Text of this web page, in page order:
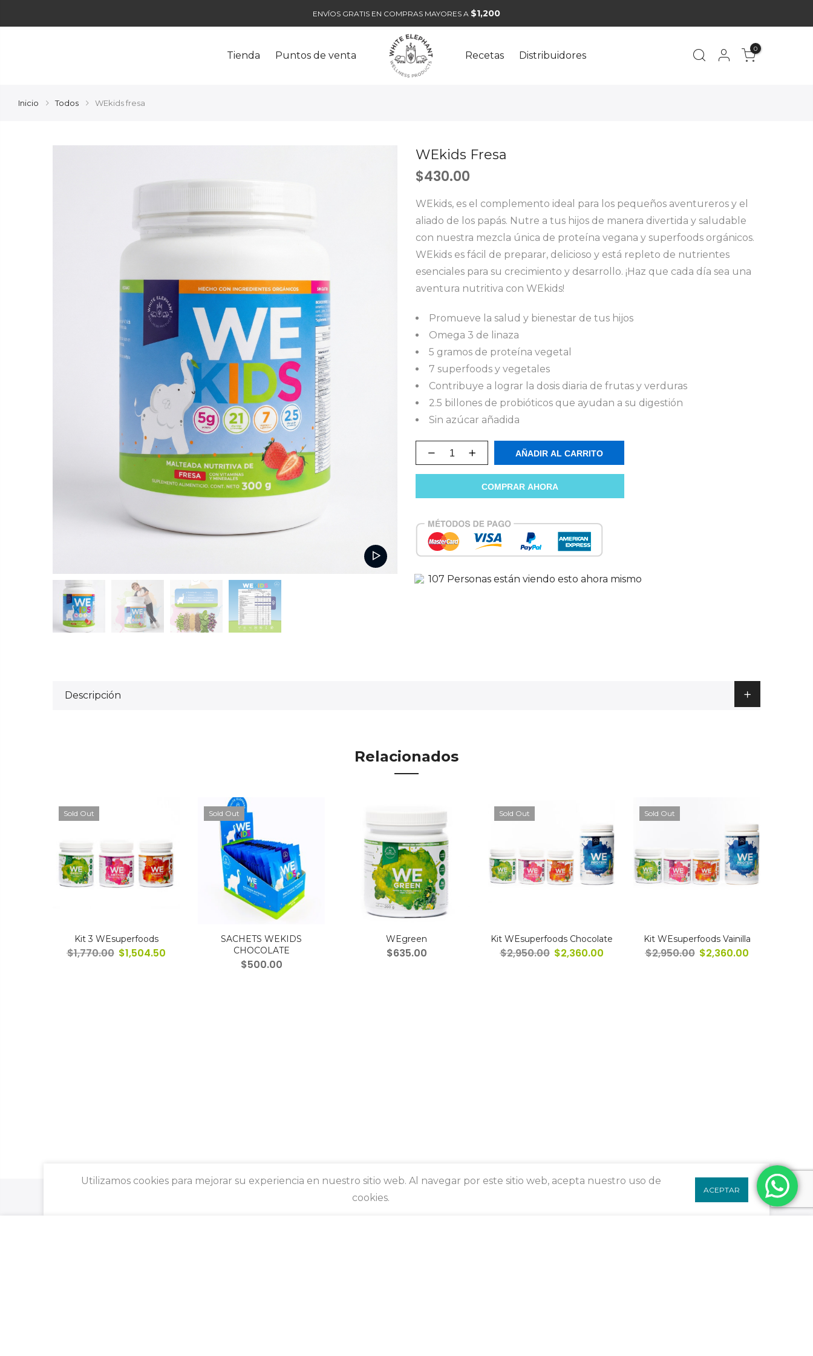
ENVÍOS GRATIS EN COMPRAS MAYORES A $1,200
Tienda Puntos de venta Recetas Distribuidores
0
Inicio Todos WEkids fresa
WEkids Fresa
$430.00
WEkids, es el complemento ideal para los pequeños aventureros y el
aliado de los papás. Nutre a tus hijos de manera divertida y saludable
con nuestra mezcla única de proteína vegana y superfoods orgánicos.
WEkids es fácil de preparar, delicioso y está repleto de nutrientes
esenciales para su crecimiento y desarrollo. ¡Haz que cada día sea una
aventura nutritiva con WEkids!
Promueve la salud y bienestar de tus hijos
Omega 3 de linaza
5 gramos de proteína vegetal
7 superfoods y vegetales
Contribuye a lograr la dosis diaria de frutas y verduras
2.5 billones de probióticos que ayudan a su digestión
Sin azúcar añadida
AÑADIR AL CARRITO
COMPRAR AHORA
104 Personas están viendo esto ahora mismo
Descripción
Relacionados
Sold Out
Kit 3 WEsuperfoods
$1,770.00 $1,504.50
Sold Out
SACHETS WEKIDS
CHOCOLATE
$500.00
WEgreen
$635.00
Sold Out
Kit WEsuperfoods Chocolate
$2,950.00 $2,360.00
Sold Out
Kit WEsuperfoods Vainilla
$2,950.00 $2,360.00
Utilizamos cookies para mejorar su experiencia en nuestro sitio web. Al navegar por este sitio web, acepta nuestro uso de
cookies.
ACEPTAR